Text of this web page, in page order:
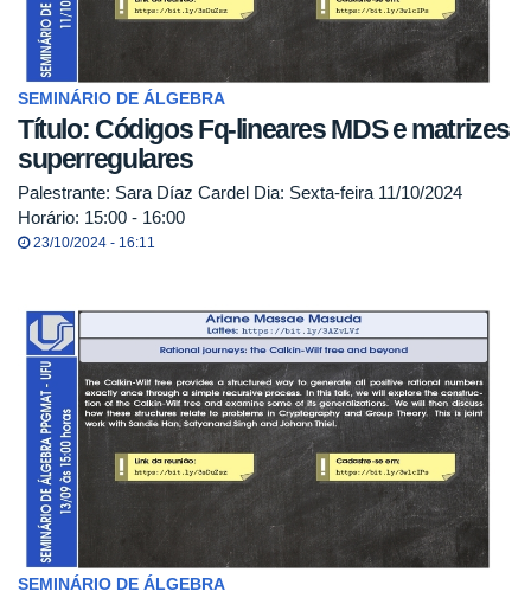
SEMINÁRIO DE ÁLGEBRA
Título: Códigos Fq-lineares MDS e matrizes
superregulares
Palestrante: Sara Díaz Cardel Dia: Sexta-feira 11/10/2024
Horário: 15:00 - 16:00
23/10/2024 - 16:11
SEMINÁRIO DE ÁLGEBRA